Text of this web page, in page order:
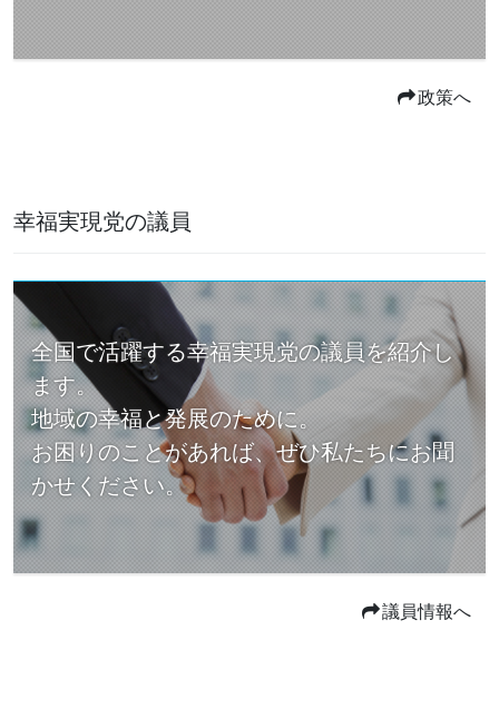
政策へ
幸福実現党の議員
全国で活躍する幸福実現党の議員を紹介し
ます。
地域の幸福と発展のために。
お困りのことがあれば、ぜひ私たちにお聞
かせください。
議員情報へ